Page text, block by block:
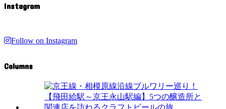
Instagram
Follow on Instagram
Columns